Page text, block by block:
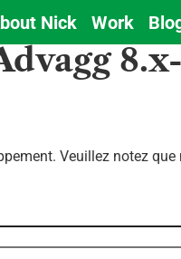
Nick Work
Veuillez notez